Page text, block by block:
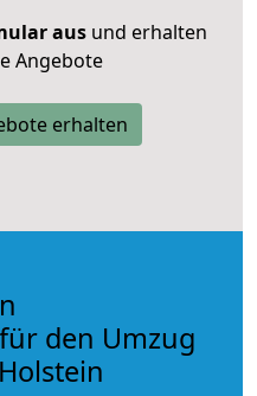
ausund erhalten
Angebote
erhalten
den Umzug